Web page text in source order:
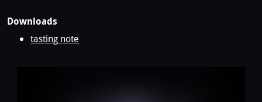
Downloads
tasting note